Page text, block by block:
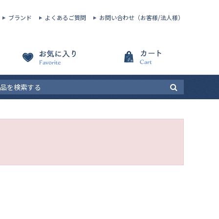
ブランド よくあるご質問 お問い合わせ（お客様/法人様）